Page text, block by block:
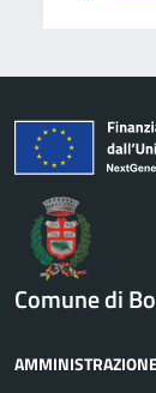
Comune di